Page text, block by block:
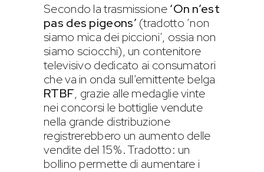
Secondo la trasmissione‘On n’est
pas des pigeons’ (tradotto ‘non
siamo mica dei piccioni’, ossia non
siamo sciocchi), un contenitore
televisivo dedicato ai consumatori
che va in onda sull’emittente belga
RTBF, grazie alle medaglie vinte
nei concorsi le bottiglie vendute
nella grande distribuzione
registrerebbero un aumento delle
vendite del 15%. Tradotto: un
bollino permette di aumentare i